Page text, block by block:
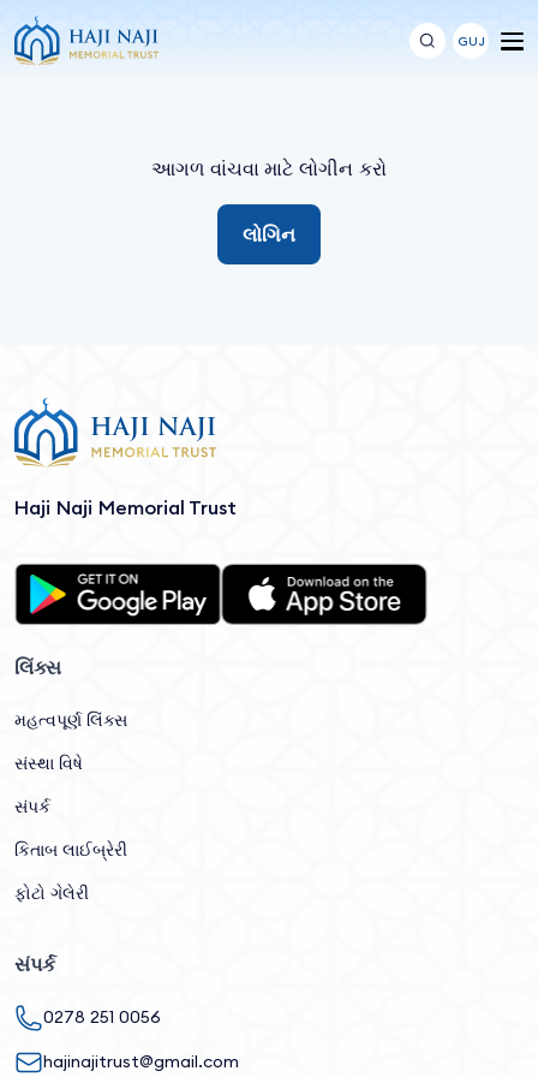
GUJ
આગળ વાંચવા માટે લોગીન કરો
લોગિન
Haji Naji Memorial Trust
લિંક્સ
મહત્વપૂર્ણ લિંક્સ
સંસ્થા વિષે
સંપર્ક
કિતાબ લાઈબ્રેરી
ફોટો ગેલેરી
સંપર્ક
0278 251 0056
hajinajitrust@gmail.com